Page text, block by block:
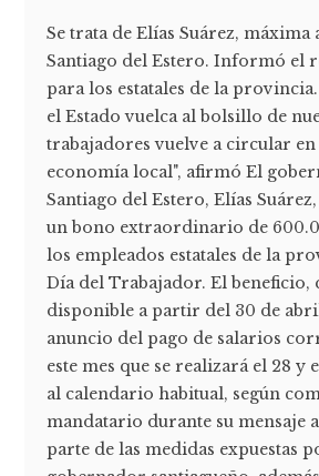
Se trata de Elías Suárez,
Santiago del Estero. Informó el
para los estatales de la
el Estado vuelca al bolsillo de
trabajadores vuelve a circular
economía local", afirmó El
Santiago del Estero, Elías
un bono extraordinario de
los empleados estatales de la
Día del Trabajador. El beneficio,
disponible a partir del 30 de
anuncio del pago de salarios
este mes que se realizará el 28 y
al calendario habitual, según
mandatario durante su mensaje
parte de las medidas expuestas